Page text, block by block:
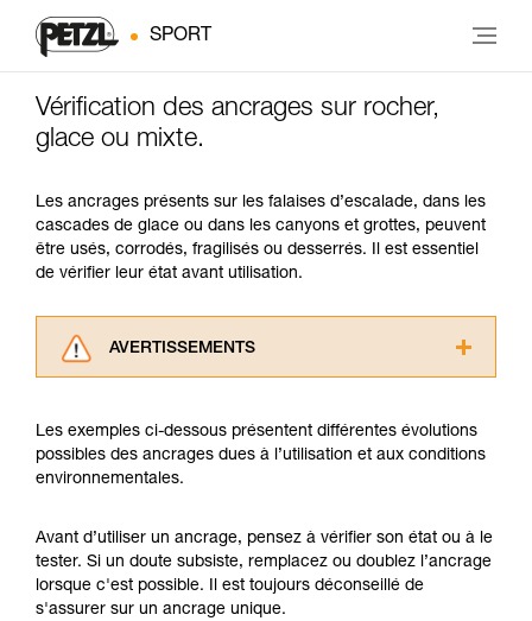
SPORT
Vérification des ancrages sur rocher,
glace ou mixte.
Les ancrages présents sur les falaises d’escalade, dans les
cascades de glace ou dans les canyons et grottes, peuvent
être usés, corrodés, fragilisés ou desserrés. Il est essentiel
de vérifier leur état avant utilisation.
AVERTISSEMENTS
consulter. Vous devez avoir compris les
informations de la notice technique pour
pouvoir comprendre ce complément
Maîtriser ces techniques nécessite une
formation et un entraînement spécifique. Validez
avec un professionnel votre capacité à refaire
la manipulation, seul, en toute sécurité, avant
Les exemples ci-dessous présentent différentes évolutions
possibles des ancrages dues à l’utilisation et aux conditions
environnementales.
Avant d’utiliser un ancrage, pensez à vérifier son état ou à le
tester. Si un doute subsiste, remplacez ou doublez l’ancrage
lorsque c'est possible. Il est toujours déconseillé de
s'assurer sur un ancrage unique.